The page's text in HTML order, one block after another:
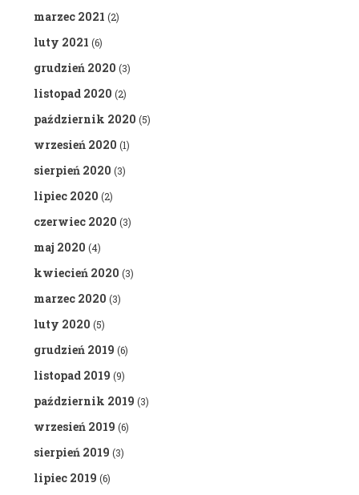
marzec 2021 (2)
luty 2021 (6)
grudzień 2020 (3)
listopad 2020 (2)
październik 2020 (5)
wrzesień 2020 (1)
sierpień 2020 (3)
lipiec 2020 (2)
czerwiec 2020 (3)
maj 2020 (4)
kwiecień 2020 (3)
marzec 2020 (3)
luty 2020 (5)
grudzień 2019 (6)
listopad 2019 (9)
październik 2019 (3)
wrzesień 2019 (6)
sierpień 2019 (3)
lipiec 2019 (6)